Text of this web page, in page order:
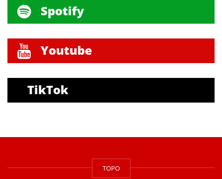
Spotify
Youtube
TikTok
TOPO